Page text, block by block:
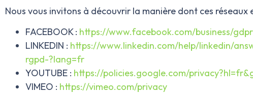
Nous vous invitons à découvrir la manière dont ces
FACEBOOK : https://www.facebook.com/business/gdpr
LINKEDIN : https://www.linkedin.com/help/linkedin/
rgpd-?lang=fr
YOUTUBE : https://policies.google.com/
VIMEO : https://vimeo.com/privacy